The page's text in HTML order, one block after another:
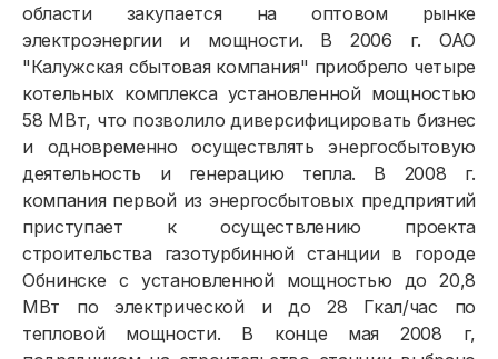
области закупается на оптовом рынке
электроэнергии и мощности. В 2006 г. ОАО
"Калужская сбытовая компания" приобрело четыре
котельных комплекса установленной мощностью
58 МВт, что позволило диверсифицировать бизнес
и одновременно осуществлять энергосбытовую
деятельность и генерацию тепла. В 2008 г.
компания первой из энергосбытовых предприятий
приступает к осуществлению проекта
строительства газотурбинной станции в городе
Обнинске с установленной мощностью до 20,8
МВт по электрической и до 28 Гкал/час по
тепловой мощности. В конце мая 2008 г,